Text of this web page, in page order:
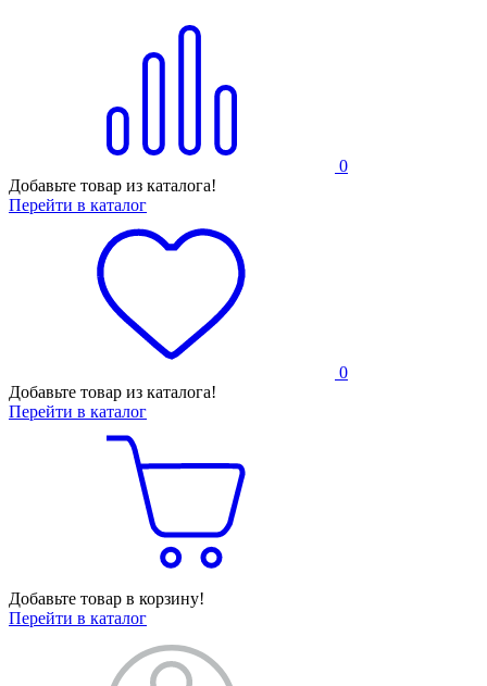
0
Добавьте товар из каталога!
Перейти в каталог
0
Добавьте товар из каталога!
Перейти в каталог
Добавьте товар в корзину!
Перейти в каталог